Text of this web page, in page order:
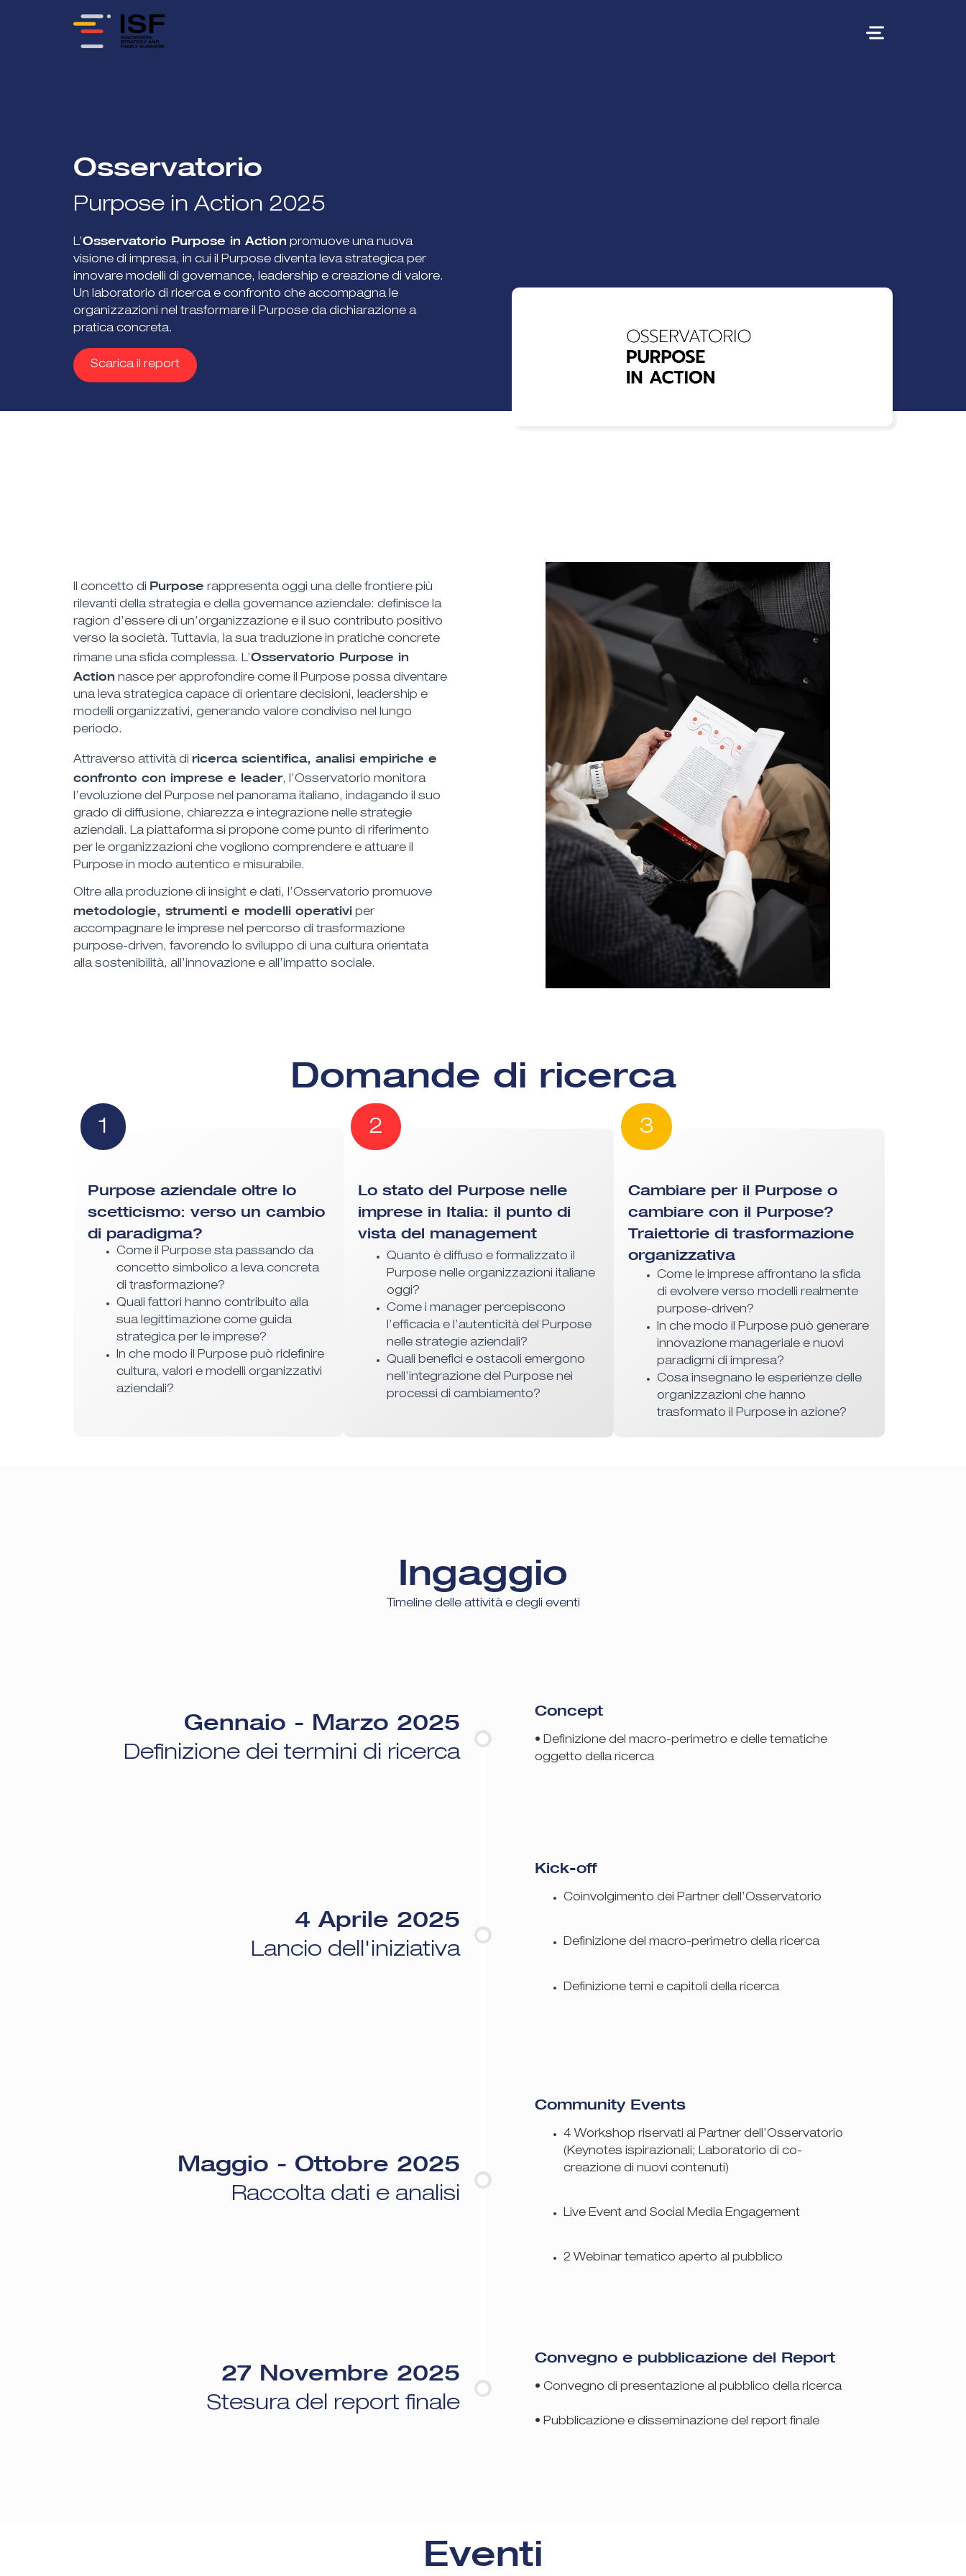
Osservatorio
Purpose in Action 2025
L’Osservatorio Purpose in Action promuove una nuova
visione di impresa, in cui il Purpose diventa leva strategica per
innovare modelli di governance, leadership e creazione di valore.
Un laboratorio di ricerca e confronto che accompagna le
organizzazioni nel trasformare il Purpose da dichiarazione a
pratica concreta.
Scarica il report
Il concetto di Purpose rappresenta oggi una delle frontiere più
rilevanti della strategia e della governance aziendale: definisce la
ragion d’essere di un’organizzazione e il suo contributo positivo
verso la società. Tuttavia, la sua traduzione in pratiche concrete
rimane una sfida complessa. L’Osservatorio Purpose in
Action nasce per approfondire come il Purpose possa diventare
una leva strategica capace di orientare decisioni, leadership e
modelli organizzativi, generando valore condiviso nel lungo
periodo.
Attraverso attività di ricerca scientifica, analisi empiriche e
confronto con imprese e leader, l’Osservatorio monitora
l’evoluzione del Purpose nel panorama italiano, indagando il suo
grado di diffusione, chiarezza e integrazione nelle strategie
aziendali. La piattaforma si propone come punto di riferimento
per le organizzazioni che vogliono comprendere e attuare il
Purpose in modo autentico e misurabile.
Oltre alla produzione di insight e dati, l’Osservatorio promuove
metodologie, strumenti e modelli operativi per
accompagnare le imprese nel percorso di trasformazione
purpose-driven, favorendo lo sviluppo di una cultura orientata
alla sostenibilità, all’innovazione e all’impatto sociale.
Domande di ricerca
1
Purpose aziendale oltre lo
scetticismo: verso un cambio
di paradigma?
Come il Purpose sta passando da
concetto simbolico a leva concreta
di trasformazione?
Quali fattori hanno contribuito alla
sua legittimazione come guida
strategica per le imprese?
In che modo il Purpose può ridefinire
cultura, valori e modelli organizzativi
aziendali?
2
Lo stato del Purpose nelle
imprese in Italia: il punto di
vista del management
Quanto è diffuso e formalizzato il
Purpose nelle organizzazioni italiane
oggi?
Come i manager percepiscono
l’efficacia e l’autenticità del Purpose
nelle strategie aziendali?
Quali benefici e ostacoli emergono
nell’integrazione del Purpose nei
processi di cambiamento?
3
Cambiare per il Purpose o
cambiare con il Purpose?
Traiettorie di trasformazione
organizzativa
Come le imprese affrontano la sfida
di evolvere verso modelli realmente
purpose-driven?
In che modo il Purpose può generare
innovazione manageriale e nuovi
paradigmi di impresa?
Cosa insegnano le esperienze delle
organizzazioni che hanno
trasformato il Purpose in azione?
Ingaggio
Timeline delle attività e degli eventi
Concept
• Definizione del macro-perimetro e delle tematiche
oggetto della ricerca
Gennaio - Marzo 2025
Definizione dei termini di ricerca
Kick-off
Coinvolgimento dei Partner dell’Osservatorio
Definizione del macro-perimetro della ricerca
Definizione temi e capitoli della ricerca
4 Aprile 2025
Lancio dell'iniziativa
Community Events
4 Workshop riservati ai Partner dell’Osservatorio
(Keynotes ispirazionali; Laboratorio di co-
creazione di nuovi contenuti)
Live Event and Social Media Engagement
2 Webinar tematico aperto al pubblico
Maggio - Ottobre 2025
Raccolta dati e analisi
Convegno e pubblicazione del Report
• Convegno di presentazione al pubblico della ricerca
• Pubblicazione e disseminazione del report finale
27 Novembre 2025
Stesura del report finale
Eventi